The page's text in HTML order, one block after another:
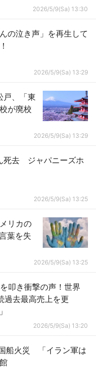
2026/5/9(Sa) 13:30
の泣き声」を再生して
2026/5/9(Sa) 13:29
戸、「東
が廃校
2026/5/9(Sa) 13:29
死去 ジャパニーズホ
2026/5/9(Sa) 13:25
リカの
葉を失
2026/5/9(Sa) 13:25
叩き衝撃の声！世界
過去最高売上を更
2026/5/9(Sa) 13:20
船火災 「イラン軍は